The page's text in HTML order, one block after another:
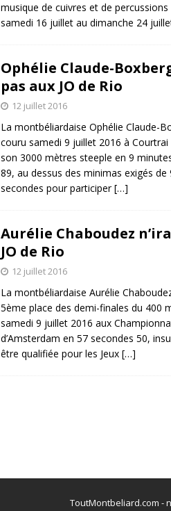
musique de cuivres et de percussions
samedi 16 juillet au dimanche 24
Ophélie Claude-
pas aux JO de Rio
12 juillet 2016
La montbéliardaise Ophélie Claude-
couru samedi 9 juillet 2016 à Courtrai
son 3000 mètres steeple en 9
89, au dessus des minimas exigés de
secondes pour participer[…]
Aurélie Chaboudez
JO de Rio
12 juillet 2016
La montbéliardaise Aurélie
5ème place des demi-finales du 400
samedi 9 juillet 2016 aux
d’Amsterdam en 57 secondes 50,
être qualifiée pour les Jeux […]
ToutMontbeliard.com -